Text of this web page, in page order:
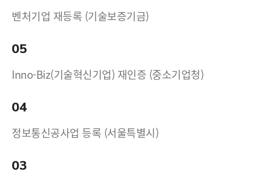
벤처기업 재등록 (기술보증기금)
05
Inno-Biz(기술혁신기업) 재인증 (중소기업청)
04
정보통신공사업 등록 (서울특별시)
03